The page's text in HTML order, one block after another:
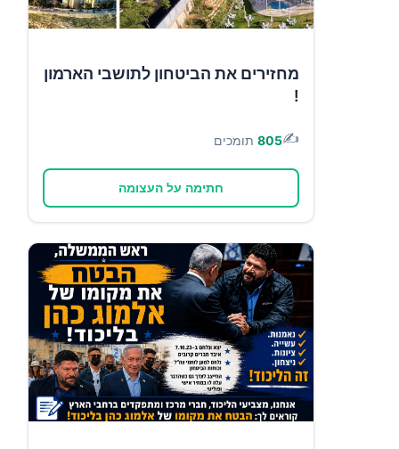
מחזירים את הביטחון לתושבי הארמון
!
✍️
805 תומכים
חתימה על העצומה